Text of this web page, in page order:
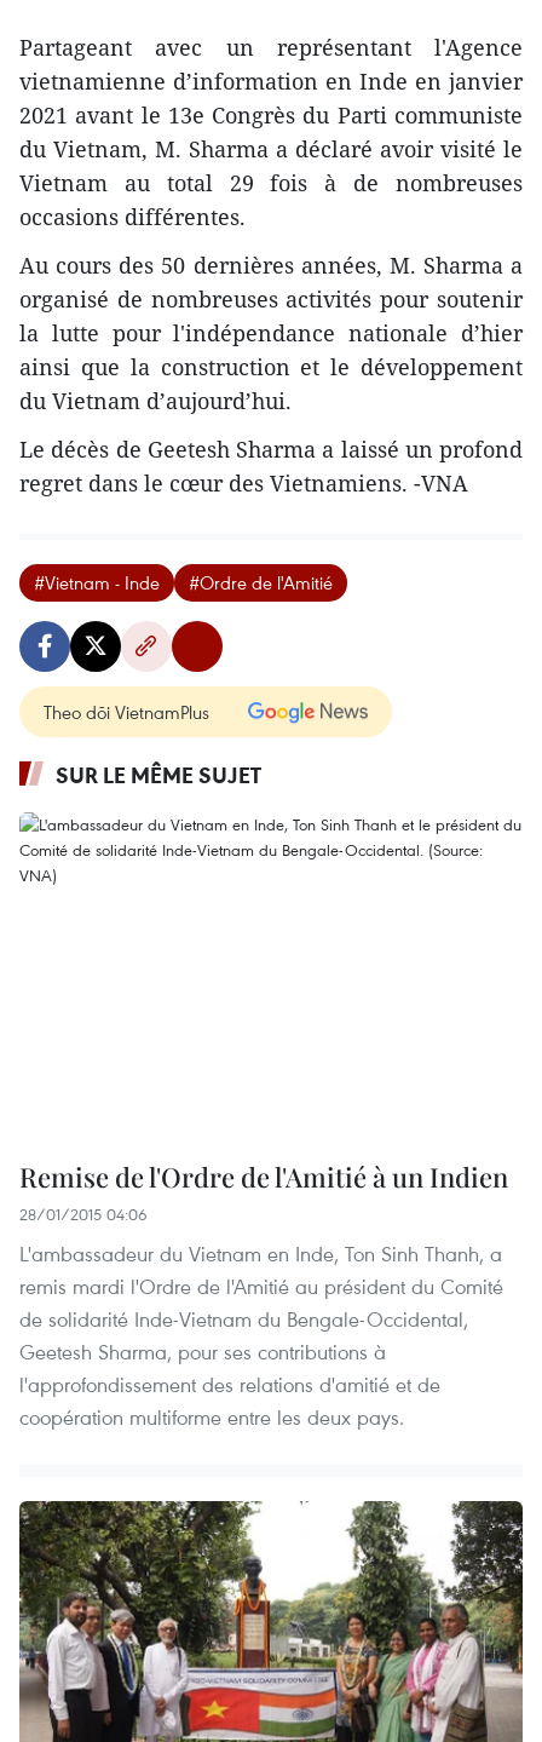
Partageant avec un représentant l'Agence
vietnamienne d’information en Inde en janvier
2021 avant le 13e Congrès du Parti communiste
du Vietnam, M. Sharma a déclaré avoir visité le
Vietnam au total 29 fois à de nombreuses
occasions différentes.
Au cours des 50 dernières années, M. Sharma a
organisé de nombreuses activités pour soutenir
la lutte pour l'indépendance nationale d’hier
ainsi que la construction et le développement
du Vietnam d’aujourd’hui.
Le décès de Geetesh Sharma a laissé un profond
regret dans le cœur des Vietnamiens. -VNA
#Vietnam - Inde #Ordre de l'Amitié
Theo dõi VietnamPlus
SUR LE MÊME SUJET
Remise de l'Ordre de l'Amitié à un Indien
28/01/2015 04:06
L'ambassadeur du Vietnam en Inde, Ton Sinh Thanh, a
remis mardi l'Ordre de l'Amitié au président du Comité
de solidarité Inde-Vietnam du Bengale-Occidental,
Geetesh Sharma, pour ses contributions à
l'approfondissement des relations d'amitié et de
coopération multiforme entre les deux pays.